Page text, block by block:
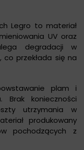
Legro to materiał
UV oraz
degradacji w
co przekłada się na
plam i
Brak konieczności
utrzymania w
produkowany
pochodzących z